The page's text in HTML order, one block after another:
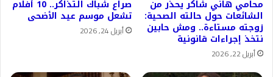
محامي هاني شاكر يحذر من
الشائعات حول حالته الصحية:
زوجته مستاءة.. ومش حابين
نتخذ إجراءات قانونية
أبريل 22, 2026
صراع شباك التذاكر.. 10 أفلام
تشعل موسم عيد الأضحى
أبريل 24, 2026